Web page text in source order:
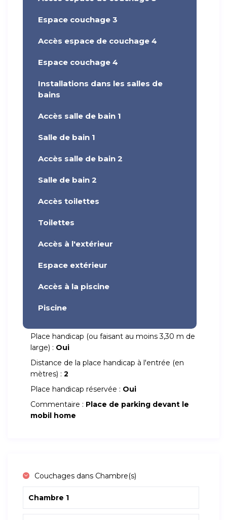
Espace couchage 3
Accès espace de couchage 4
Espace couchage 4
Installations dans les salles de
bains
Accès salle de bain 1
Salle de bain 1
Accès salle de bain 2
Salle de bain 2
Accès toilettes
Toilettes
Accès à l'extérieur
Espace extérieur
Accès à la piscine
Piscine
Place handicap (ou faisant au moins 3,30 m de
large) : Oui
Distance de la place handicap à l'entrée (en
mètres) : 2
Place handicap réservée : Oui
Commentaire : Place de parking devant le
mobil home
Couchages dans Chambre(s)
Chambre 1